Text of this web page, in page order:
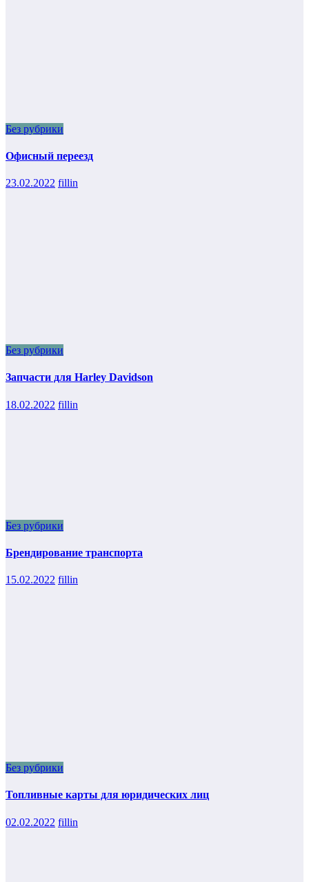
Без рубрики
Офисный переезд
23.02.2022 fillin
Без рубрики
Запчасти для Harley Davidson
18.02.2022 fillin
Без рубрики
Брендирование транспорта
15.02.2022 fillin
Без рубрики
Топливные карты для юридических лиц
02.02.2022 fillin